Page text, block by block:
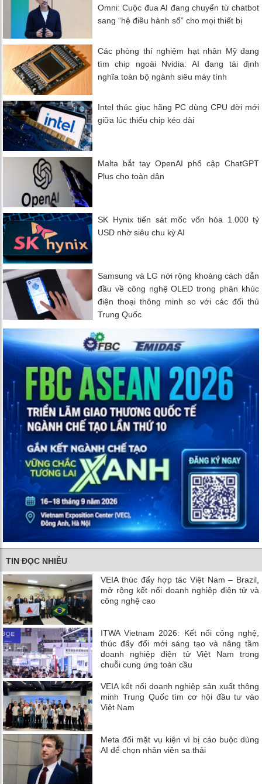
Omni: Cuộc đua AI đang chuyển từ chatbot
sang “hệ điều hành số” cho mọi thiết bị
Các phòng thí nghiệm hạt nhân Mỹ đang
tìm chip ngoài Nvidia: AI đang tái định
nghĩa toàn bộ ngành siêu máy tính
Intel thúc giục hãng PC dùng CPU đời mới
giữa lúc thiếu chip kéo dài
Malta bắt tay OpenAI phổ cập ChatGPT
Plus cho toàn dân
SK Hynix tiến sát mốc vốn hóa 1.000 tỷ
USD nhờ siêu chu kỳ AI
Samsung và LG nới rộng khoảng cách dẫn
đầu về công nghệ OLED trong phân khúc
điện thoại thông minh so với các đối thủ
Trung Quốc
TIN ĐỌC NHIỀU
VEIA thúc đẩy hợp tác Việt Nam – Brazil,
mở rộng kết nối doanh nghiệp điện tử và
công nghệ cao
ITWA Vietnam 2026: Kết nối công nghệ,
thúc đẩy đổi mới sáng tạo và nâng tầm
doanh nghiệp điện tử Việt Nam trong
chuỗi cung ứng toàn cầu
VEIA kết nối doanh nghiệp sản xuất thông
minh Trung Quốc tìm cơ hội đầu tư vào
Việt Nam
Meta đối mặt vụ kiện vì bị cáo buộc dùng
AI để chọn nhân viên sa thải